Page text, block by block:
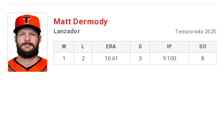
Matt Dermody
Lanzador Temporada 2025
W L ERA G IP SO
1 2 10.61 3 9.100 8